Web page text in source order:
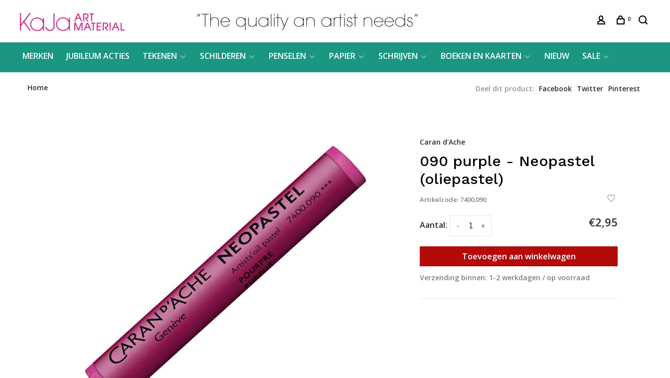
0
MERKEN JUBILEUM ACTIES TEKENEN SCHILDEREN PENSELEN PAPIER SCHRIJVEN BOEKEN EN KAARTEN NIEUW SALE
Home Deel dit product: Facebook Twitter Pinterest
Caran d'Ache
090 purple - Neopastel
(oliepastel)
Artikelcode: 7400.090
Aantal: +
- €2,95
Toevoegen aan winkelwagen
Verzending binnen: 1-2 werkdagen / op voorraad